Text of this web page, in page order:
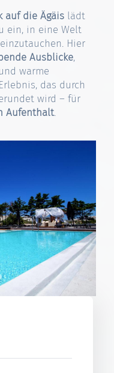
auf die Ägäis lädt
ein, in eine Welt
Hier
Ausblicke,
warme
das durch
wird – für
Aufenthalt.